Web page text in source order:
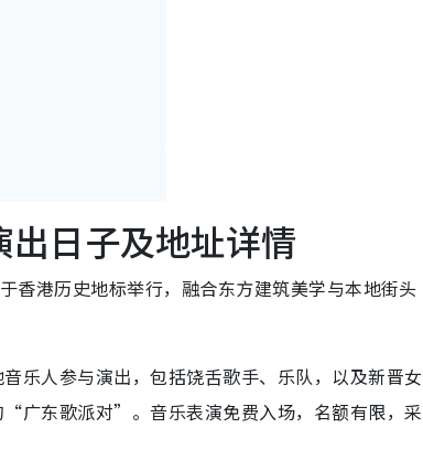
日子及地址详情
香港历史地标举行，融合东方建筑美学与本地街头
乐人参与演出，包括饶舌歌手、乐队，以及新晋女
广东歌派对”。音乐表演免费入场，名额有限，采